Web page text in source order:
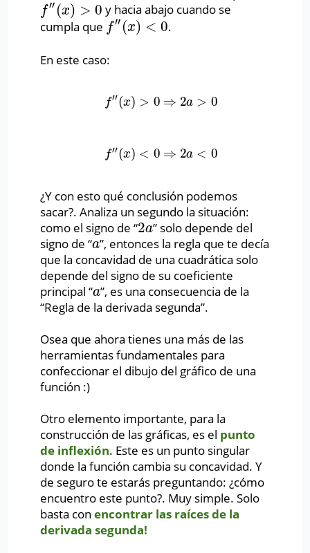
f′′ (x) > 0
f″(x)>0
y hacia abajo cuando se
cumpla que f′′ (x) < 0
f″(x)<0 .
En este caso:
f′′(x) > 0 ⇒ 2a > 0
f″(x )>0⇒ 2a>0
f′′(x) < 0 ⇒ 2a < 0
f″(x )<0⇒ 2a<0
¿Y con esto qué conclusión podemos
sacar?. Analiza un segundo la situación:
como el signo de “2a
2a” solo depende del
signo de “a
a”, entonces la regla que te decía
que la concavidad de una cuadrática solo
depende del signo de su coeficiente
principal “a
a”, es una consecuencia de la
“Regla de la derivada segunda”.
Osea que ahora tienes una más de las
herramientas fundamentales para
confeccionar el dibujo del gráfico de una
función :)
Otro elemento importante, para la
construcción de las gráficas, es el punto
de inflexión. Este es un punto singular
donde la función cambia su concavidad. Y
de seguro te estarás preguntando: ¿cómo
encuentro este punto?. Muy simple. Solo
basta con encontrar las raíces de la
derivada segunda!